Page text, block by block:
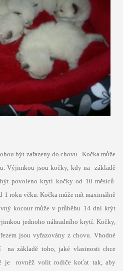
být zařazeny do chovu. Kočka může
Výjimkou jsou kočky, kdy na základě
povoleno krytí kočky od 10 měsíců
1 roku věku. Kočka může mít maximálně
kocour může v průběhu 14 dní krýt
jednoho náhradního krytí. Kočky,
jsou vyřazovány z chovu. Vhodné
základě toho, jaké vlastnosti chce
je rovněž volit rodiče koťat tak, aby